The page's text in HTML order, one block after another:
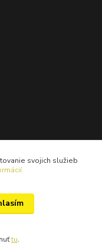
svojich služieb
tu.